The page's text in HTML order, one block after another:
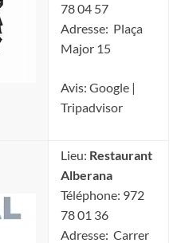
78 04 57
Adresse: Plaça
Major 15
Avis: Google |
Tripadvisor
Lieu: Restaurant
Alberana
Téléphone: 972
78 01 36
Adresse: Carrer